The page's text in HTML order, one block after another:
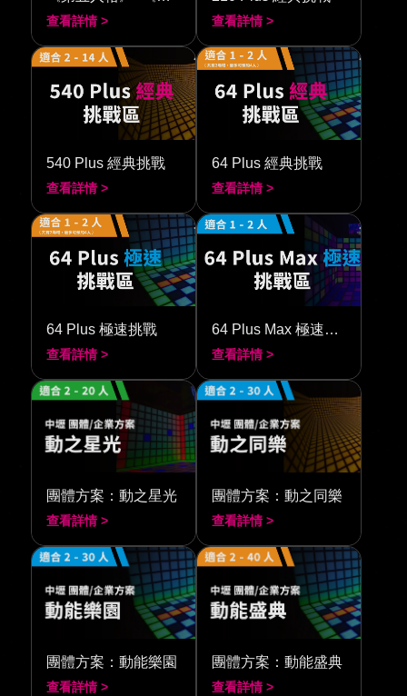
查看詳情 > 查看詳情 >
540 Plus 經典挑戰
查看詳情 >
64 Plus 經典挑戰
查看詳情 >
64 Plus 極速挑戰
查看詳情 >
64 Plus Max 極速挑戰
查看詳情 >
團體方案：動之星光
查看詳情 >
團體方案：動之同樂
查看詳情 >
團體方案：動能樂園
查看詳情 >
團體方案：動能盛典
查看詳情 >